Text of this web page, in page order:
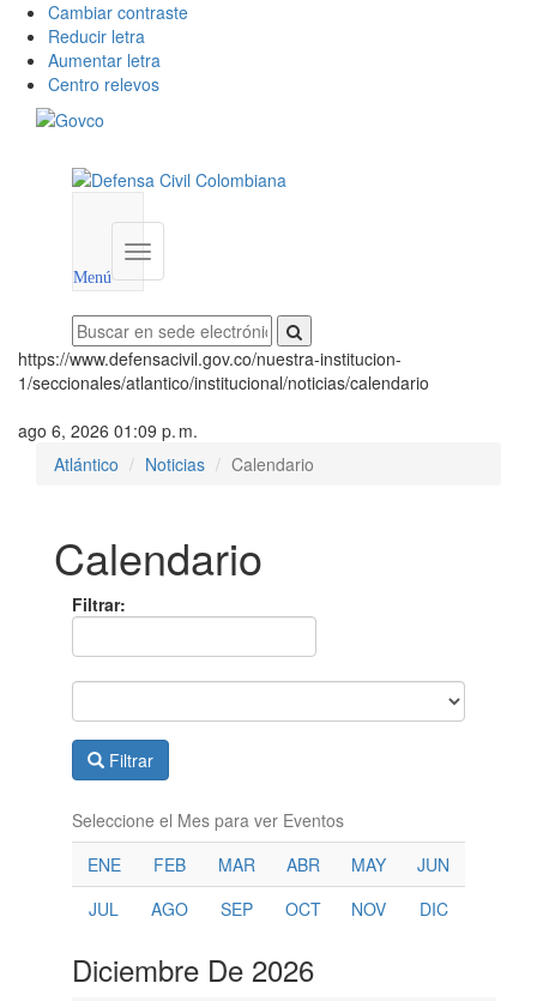
Cambiar contraste
Reducir letra
Aumentar letra
Centro relevos
Menú
Menú
institucional
https://www.defensacivil.gov.co/nuestra-institucion-
1/seccionales/atlantico/institucional/noticias/calendario
ago 6, 2026 01:09 p. m.
Atlántico
Noticias Calendario
Calendario
Filtrar:
Filtrar
Seleccione el Mes para ver Eventos
ENE
FEB MAR ABR MAY
JUN
JUL
AGO SEP OCT NOV DIC
Diciembre De 2026